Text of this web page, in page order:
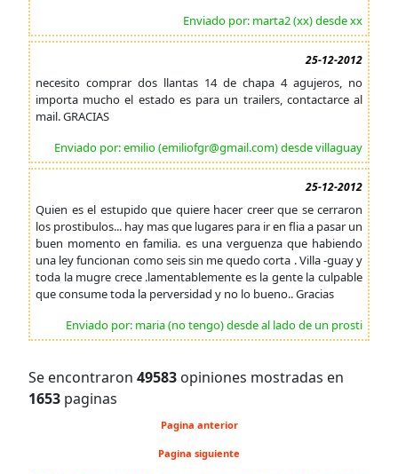
Enviado por: marta2 (xx) desde xx
25-12-2012
necesito comprar dos llantas 14 de chapa 4 agujeros, no
importa mucho el estado es para un trailers, contactarce al
mail. GRACIAS
Enviado por: emilio (emiliofgr@gmail.com) desde villaguay
25-12-2012
Quien es el estupido que quiere hacer creer que se cerraron
los prostibulos... hay mas que lugares para ir en flia a pasar un
buen momento en familia. es una verguenza que habiendo
una ley funcionan como seis sin me quedo corta . Villa -guay y
toda la mugre crece .lamentablemente es la gente la culpable
que consume toda la perversidad y no lo bueno.. Gracias
Enviado por: maria (no tengo) desde al lado de un prosti
Se encontraron 49583 opiniones mostradas en
1653 paginas
Pagina anterior
Pagina siguiente